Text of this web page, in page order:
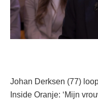
Johan Derksen (77)
Inside Oranje: ‘Mijn